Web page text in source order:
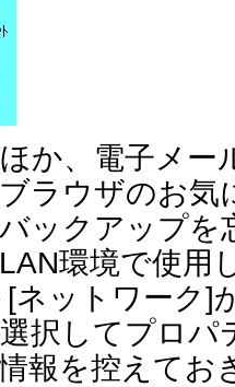
か、電子メー
ブラウザのお
ックアップを
環境で使用
[ネットワーク]
択してプロパ
報を控えてお